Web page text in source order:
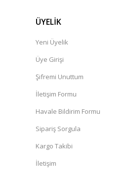
ÜYELİK
Yeni Üyelik
Üye Girişi
Şifremi Unuttum
İletişim Formu
Havale Bildirim Formu
Sipariş Sorgula
Kargo Takibi
İletişim